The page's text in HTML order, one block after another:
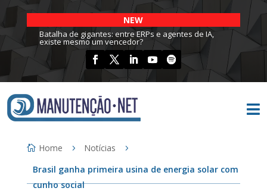
NEW
Batalha de gigantes: entre ERPs e agentes de IA,
existe mesmo um vencedor?

Home
Notícias
Brasil ganha primeira usina de energia solar com
cunho social